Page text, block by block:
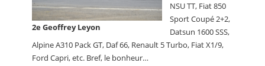
2e Geoffrey Leyon
NSU TT, Fiat 850
Sport Coupé 2+2,
Datsun 1600 SSS,
Alpine A310 Pack GT, Daf 66, Renault 5 Turbo, Fiat X1/9,
Ford Capri, etc. Bref, le bonheur…